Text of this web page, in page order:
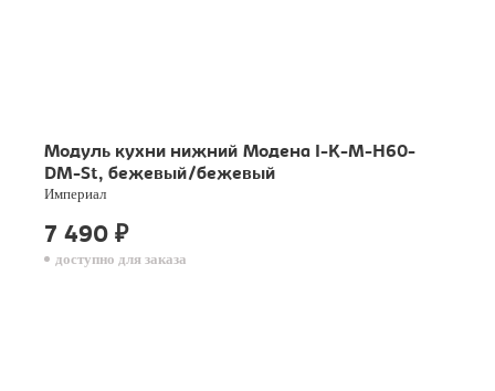
Модуль кухни нижний Модена I-K-M-H60-
DM-St, бежевый/бежевый
Империал
7 490 ₽
доступно для заказа